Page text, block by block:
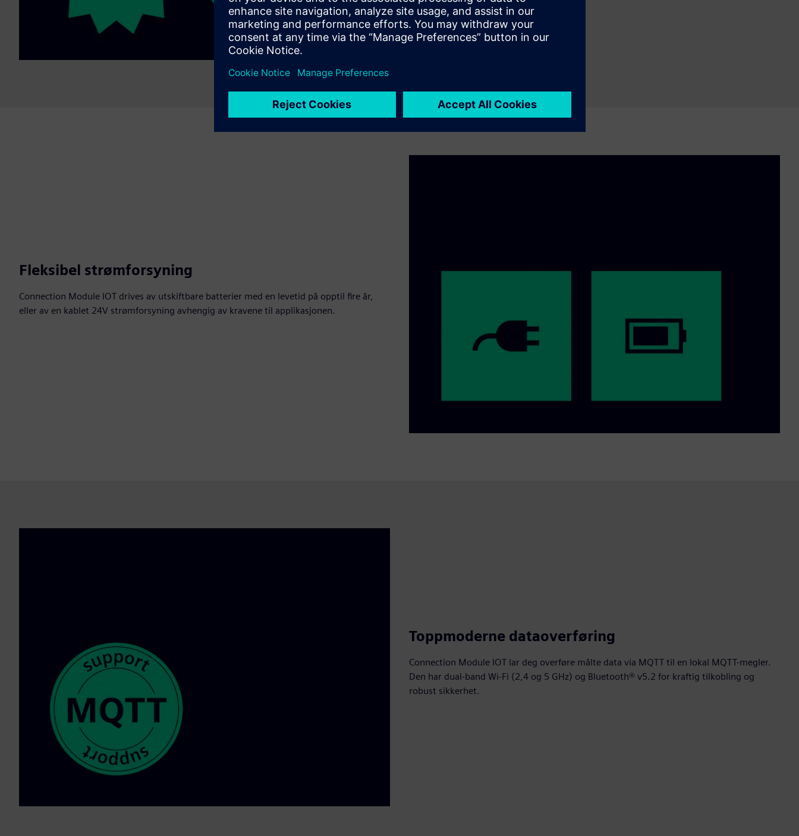
Fleksibel strømforsyning
Connection Module IOT drives av utskiftbare batterier med en levetid på opptil fire år,
eller av en kablet 24V strømforsyning avhengig av kravene til applikasjonen.
Toppmoderne dataoverføring
Connection Module IOT lar deg overføre målte data via MQTT til en lokal MQTT-megler.
Den har dual-band Wi-Fi (2,4 og 5 GHz) og Bluetooth® v5.2 for kraftig tilkobling og
robust sikkerhet.